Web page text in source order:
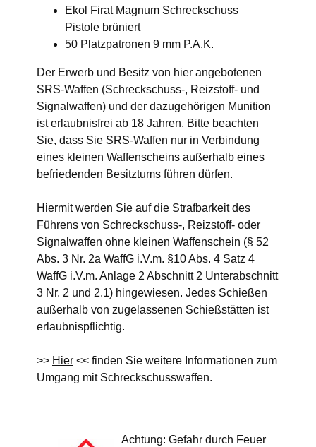
Ekol Firat Magnum Schreckschuss
Pistole brüniert
50 Platzpatronen 9 mm P.A.K.
Der Erwerb und Besitz von hier angebotenen
SRS-Waffen (Schreckschuss-, Reizstoff- und
Signalwaffen) und der dazugehörigen Munition
ist erlaubnisfrei ab 18 Jahren. Bitte beachten
Sie, dass Sie SRS-Waffen nur in Verbindung
eines kleinen Waffenscheins außerhalb eines
befriedenden Besitztums führen dürfen.
Hiermit werden Sie auf die Strafbarkeit des
Führens von Schreckschuss-, Reizstoff- oder
Signalwaffen ohne kleinen Waffenschein (§ 52
Abs. 3 Nr. 2a WaffG i.V.m. §10 Abs. 4 Satz 4
WaffG i.V.m. Anlage 2 Abschnitt 2 Unterabschnitt
3 Nr. 2 und 2.1) hingewiesen. Jedes Schießen
außerhalb von zugelassenen Schießstätten ist
erlaubnispflichtig.
>> Hier << finden Sie weitere Informationen zum
Umgang mit Schreckschusswaffen.
Achtung: Gefahr durch Feuer